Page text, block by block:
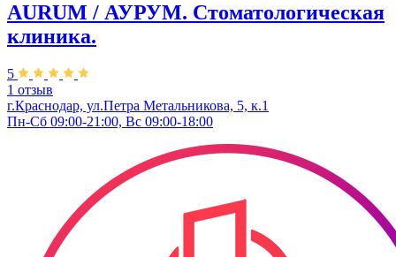
AURUM / АУРУМ. Стоматологическая
клиника.
5
1 отзыв
г.Краснодар, ул.Петра Метальникова, 5, к.1
Пн-Сб 09:00-21:00, Вс 09:00-18:00